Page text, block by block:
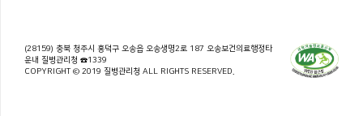
(28159) 충북 청주시 흥덕구 오송읍 오송생명2로 187 오송보건의료행정타
운내 질병관리청 ☎1339
COPYRIGHT © 2019 질병관리청 ALL RIGHTS RESERVED.